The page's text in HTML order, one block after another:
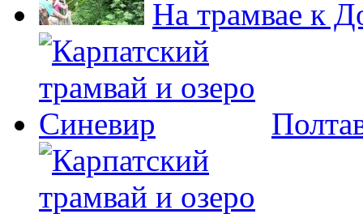
На трамвае к